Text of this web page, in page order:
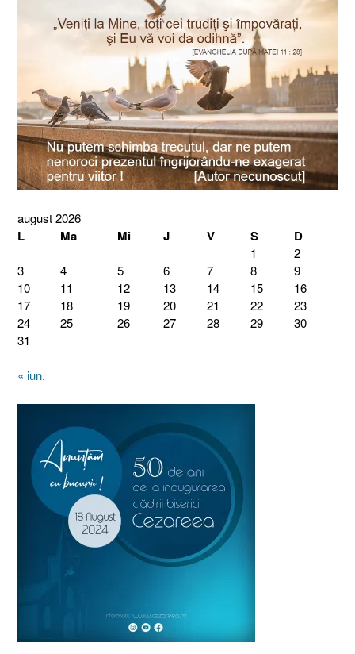
august 2026
L Ma Mi J V S D
1
2
3
4 5 6 7 8
9
10
11 12 13 14 15
16
17
18 19 20 21 22
23
24
25 26 27 28 29
30
31
« iun.